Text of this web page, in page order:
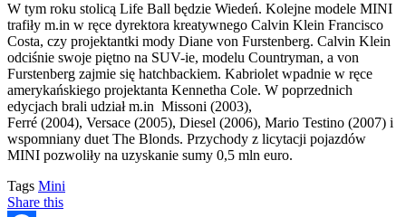
W tym roku stolicą Life Ball będzie Wiedeń. Kolejne modele MINI
trafiły m.in w ręce dyrektora kreatywnego Calvin Klein Francisco
Costa, czy projektantki mody Diane von Furstenberg. Calvin Klein
odciśnie swoje piętno na SUV-ie, modelu Countryman, a von
Furstenberg zajmie się hatchbackiem. Kabriolet wpadnie w ręce
amerykańskiego projektanta Kennetha Cole. W poprzednich
edycjach brali udział m.in Missoni (2003),
Ferré (2004), Versace (2005), Diesel (2006), Mario Testino (2007) i
wspomniany duet The Blonds. Przychody z licytacji pojazdów
MINI pozwoliły na uzyskanie sumy 0,5 mln euro.
Tags Mini
Share this